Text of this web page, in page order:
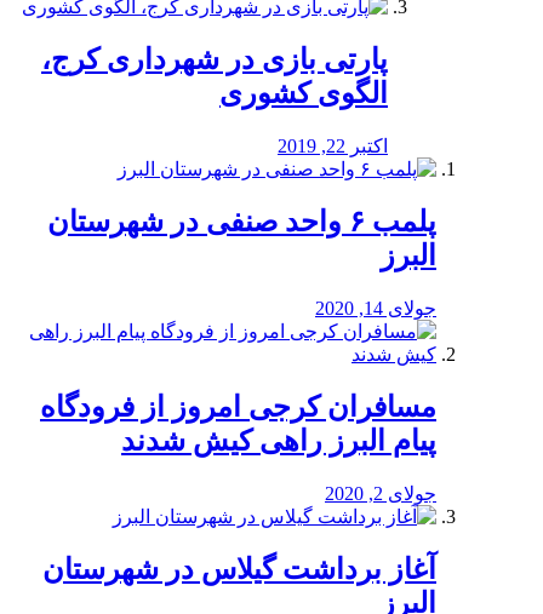
پارتی بازی در شهرداری کرج،
الگوی کشوری
اکتبر 22, 2019
پلمب ۶ واحد صنفی در شهرستان
البرز
جولای 14, 2020
مسافران کرجی امروز از فرودگاه
پیام البرز راهی کیش شدند
جولای 2, 2020
آغاز برداشت گیلاس در شهرستان
البرز